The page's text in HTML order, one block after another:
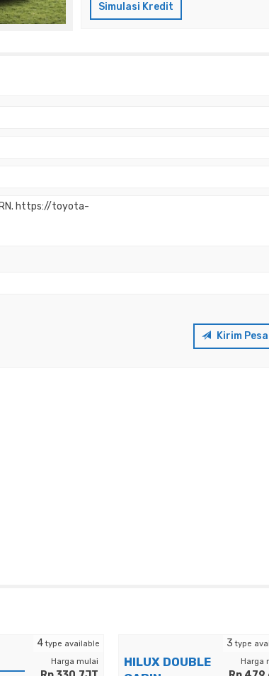
Simulasi Kredit
Kirim
Harga mulai
4type available
HILUX DOUBLE
Harga
3type